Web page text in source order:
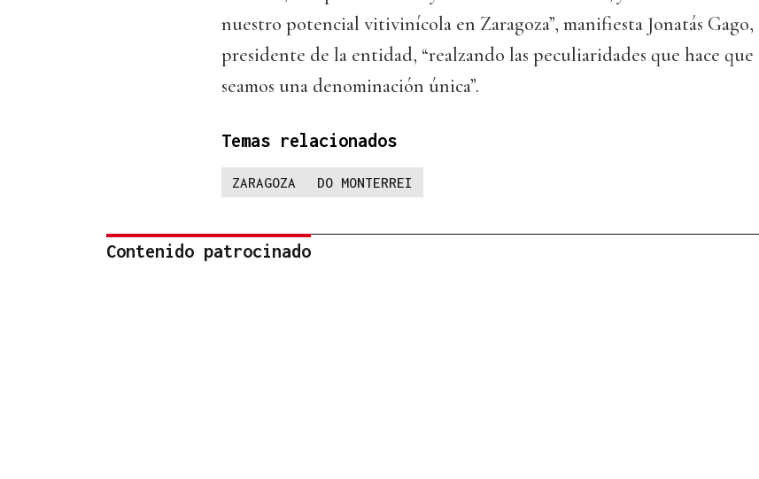
nuestro potencial vitivinícola en Zaragoza”, manifiesta Jonatás Gago,
presidente de la entidad, “realzando las peculiaridades que hace que
seamos una denominación única”.
Temas relacionados
ZARAGOZA DO MONTERREI
Contenido patrocinado